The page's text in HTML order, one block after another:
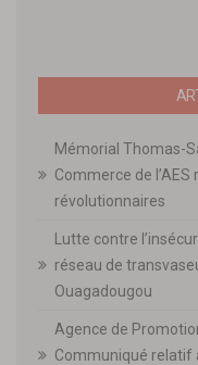
Mémorial Thomas-
Commerce de
révolutionnaires
Lutte contre
réseau de
Ouagadougou
Agence de
Communiqué relatif